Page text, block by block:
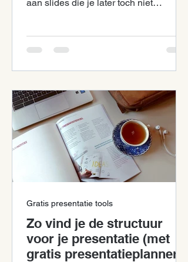
aan slides die je later toch niet
Zo vind je de structuur
voor je presentatie (met
gratis presentatieplanner)
Gratis presentatie tools